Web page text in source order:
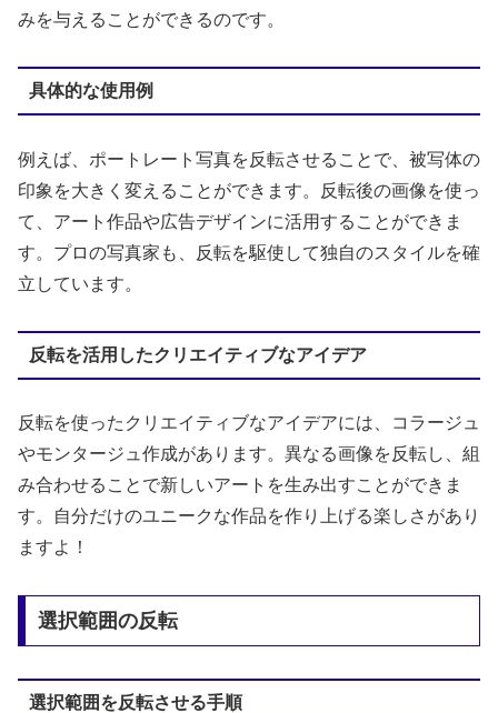
みを与えることができるのです。
具体的な使用例
例えば、ポートレート写真を反転させることで、被写体の
印象を大きく変えることができます。反転後の画像を使っ
て、アート作品や広告デザインに活用することができま
す。プロの写真家も、反転を駆使して独自のスタイルを確
立しています。
反転を活用したクリエイティブなアイデア
反転を使ったクリエイティブなアイデアには、コラージュ
やモンタージュ作成があります。異なる画像を反転し、組
み合わせることで新しいアートを生み出すことができま
す。自分だけのユニークな作品を作り上げる楽しさがあり
ますよ！
選択範囲の反転
選択範囲を反転させる手順